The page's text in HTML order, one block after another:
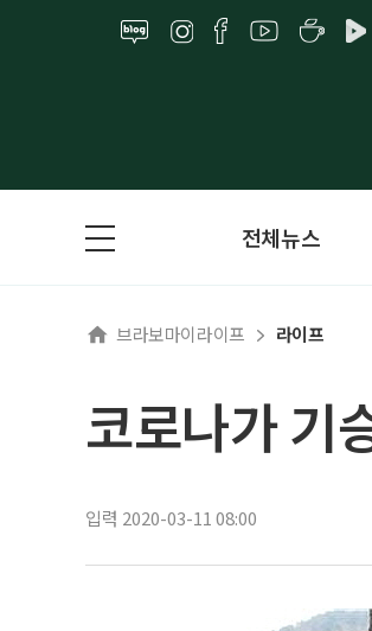
전체뉴스
브라보마이라이프 라이프
코로나가 기
입력 2020-03-11 08:00